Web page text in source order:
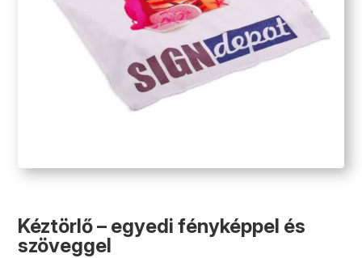
Kéztörlő – egyedi fényképpel és
szöveggel